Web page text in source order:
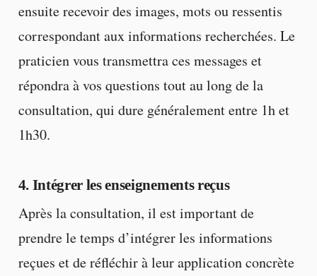
ensuite recevoir des images, mots ou ressentis
correspondant aux informations recherchées. Le
praticien vous transmettra ces messages et
répondra à vos questions tout au long de la
consultation, qui dure généralement entre 1h et
1h30.
4. Intégrer les enseignements reçus
Après la consultation, il est important de
prendre le temps d’intégrer les informations
reçues et de réfléchir à leur application concrète